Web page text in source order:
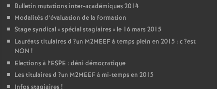
Bulletin mutations inter-académiques 2014
Modalités d’évaluation de la formation
Stage syndical «spécial stagiaires » le 16 mars 2015
Lauréats titulaires d ?un M2MEEFà temps plein en 2015 : c?est
NON !
Elections à l’ESPE : déni démocratique
Les titulaires d ?un M2MEEFà mi-temps en 2015